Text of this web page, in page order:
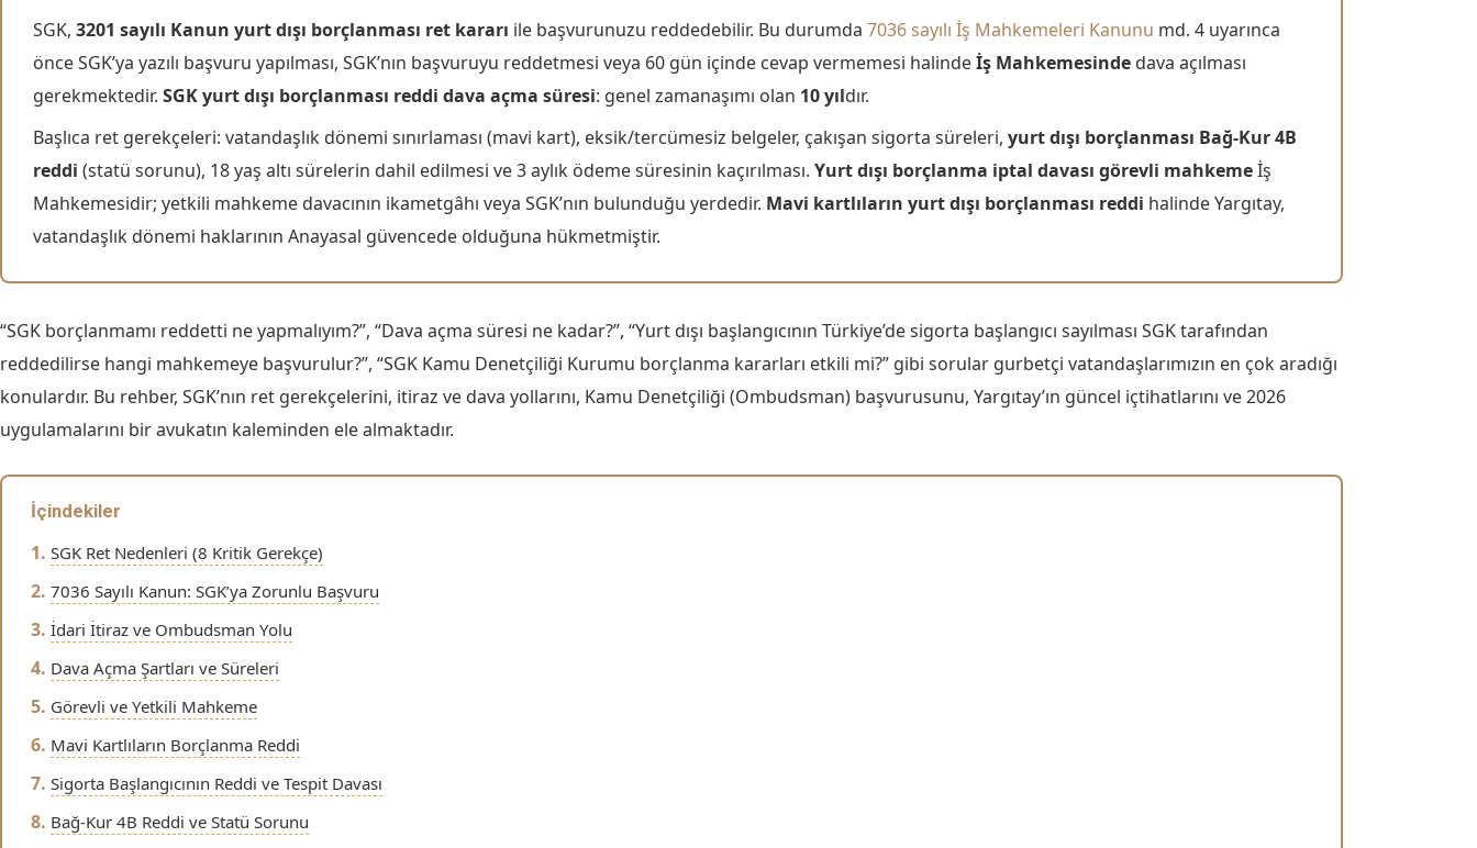
SGK, 3201 sayılı Kanun yurt dışı borçlanması ret kararı ile başvurunuzu reddedebilir. Bu durumda 7036 sayılı İş Mahkemeleri Kanunu md. 4 uyarınca
önce SGK’ya yazılı başvuru yapılması, SGK’nın başvuruyu reddetmesi veya 60 gün içinde cevap vermemesi halindeİş Mahkemesinde dava açılması
gerekmektedir. SGK yurt dışı borçlanması reddi dava açma süresi: genel zamanaşımı olan 10 yıldır.
Başlıca ret gerekçeleri: vatandaşlık dönemi sınırlaması (mavi kart), eksik/tercümesiz belgeler, çakışan sigorta süreleri, yurt dışı borçlanması Bağ-Kur 4B
reddi (statü sorunu), 18 yaş altı sürelerin dahil edilmesi ve 3 aylık ödeme süresinin kaçırılması. Yurt dışı borçlanma iptal davası görevli mahkemeİş
Mahkemesidir; yetkili mahkeme davacının ikametgâhı veya SGK’nın bulunduğu yerdedir. Mavi kartlıların yurt dışı borçlanması reddi halinde Yargıtay,
vatandaşlık dönemi haklarının Anayasal güvencede olduğuna hükmetmiştir.
“SGK borçlanmamı reddetti ne yapmalıyım?”, “Dava açma süresi ne kadar?”, “Yurt dışı başlangıcının Türkiye’de sigorta başlangıcı sayılması SGK tarafından
reddedilirse hangi mahkemeye başvurulur?”, “SGK Kamu Denetçiliği Kurumu borçlanma kararları etkili mi?” gibi sorular gurbetçi vatandaşlarımızın en çok aradığı
konulardır. Bu rehber, SGK’nın ret gerekçelerini, itiraz ve dava yollarını, Kamu Denetçiliği (Ombudsman) başvurusunu, Yargıtay’ın güncel içtihatlarını ve 2026
uygulamalarını bir avukatın kaleminden ele almaktadır.
İçindekiler
SGK Ret Nedenleri (8 Kritik Gerekçe)
7036 Sayılı Kanun: SGK’ya Zorunlu Başvuru
İdari İtiraz ve Ombudsman Yolu
Dava Açma Şartları ve Süreleri
Görevli ve Yetkili Mahkeme
Mavi Kartlıların Borçlanma Reddi
Sigorta Başlangıcının Reddi ve Tespit Davası
Bağ-Kur 4B Reddi ve Statü Sorunu